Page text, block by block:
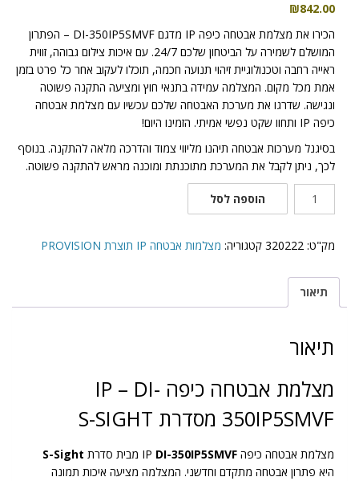
₪842.00
הכירו את מצלמת אבטחה כיפה IP מדגם DI-350IP5SMVF – הפתרון
המושלם לשמירה על הביטחון שלכם 24/7. עם איכות צילום גבוהה, זווית
ראייה רחבה וטכנולוגיית זיהוי תנועה חכמה, תוכלו לעקוב אחר כל פרט בזמן
אמת מכל מקום. המצלמה עמידה בתנאי חוץ ומציעה התקנה פשוטה
ונגישה. שדרגו את מערכת האבטחה שלכם עכשיו עם מצלמת אבטחה
כיפה IP ותחוו שקט נפשי אמיתי. הזמינו היום!
בסיגנל מערכות אבטחה תיהנו מליווי צמוד והדרכה מלאה להתקנה. בנוסף
לכך, ניתן לקבל את המערכת מתוכנתת ומוכנה מראש להתקנה פשוטה.
350IP5SMVF
הוספה לסל
מק"ט: 320222 קטגוריה: מצלמות אבטחה IP תוצרת PROVISION
תיאור
תיאור
מצלמת אבטחה כיפה IP – DI-
350IP5SMVF מסדרת S-SIGHT
מצלמת אבטחה כיפה IP DI-350IP5SMVF מבית סדרת S-Sight
היא פתרון אבטחה מתקדם וחדשני. המצלמה מציעה איכות תמונה